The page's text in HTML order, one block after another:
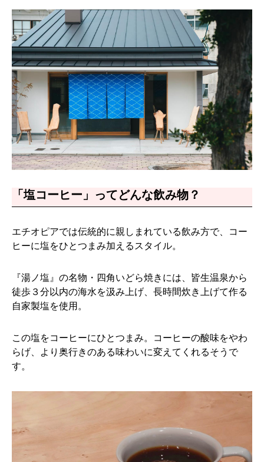
「塩コーヒー」ってどんな飲み物？
エチオピアでは伝統的に親しまれている飲み方で、コー
ヒーに塩をひとつまみ加えるスタイル。
『湯ノ塩』の名物・四角いどら焼きには、皆生温泉から
徒歩３分以内の海水を汲み上げ、長時間炊き上げて作る
自家製塩を使用。
この塩をコーヒーにひとつまみ。コーヒーの酸味をやわ
らげ、より奥行きのある味わいに変えてくれるそうで
す。